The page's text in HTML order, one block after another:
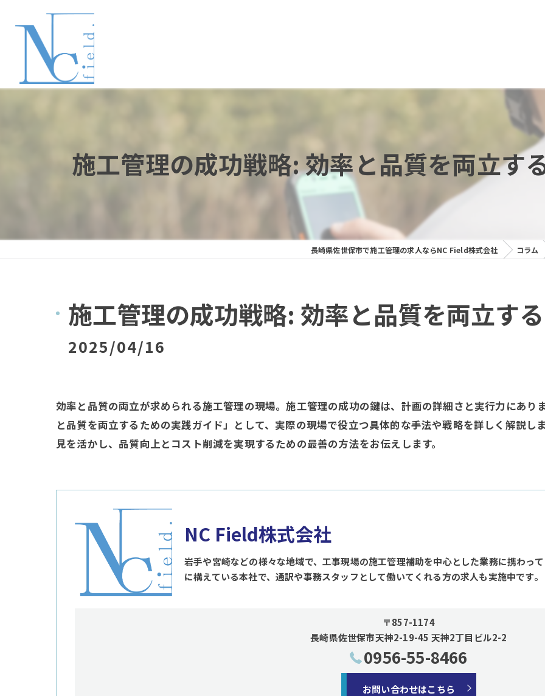
施工管理の成功戦略: 効率と品質を両立す
長崎県佐世保市で施工管理の求人ならNC Field株式会社 コラム
施工管理の成功戦略: 効率と品質を両立す
2025/04/16
効率と品質の両立が求められる施工管理の現場。施工管理の成功の鍵は、計画の詳細さと実行力にあり
と品質を両立するための実践ガイド」として、実際の現場で役立つ具体的な手法や戦略を詳しく解説し
見を活かし、品質向上とコスト削減を実現するための最善の方法をお伝えします。
NC Field株式会社
岩手や宮崎などの様々な地域で、工事現場の施工管理補助を中心とした業務に携わっ
に構えている本社で、通訳や事務スタッフとして働いてくれる方の求人も実施中です。
〒857-1174
長崎県佐世保市天神2-19-45 天神2丁目ビル2-2
0956-55-8466
お問い合わせはこちら